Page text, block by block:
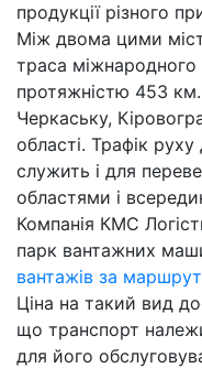
продукції різного
Між двома цими
траса
протяжністю 453
Черкаську,
області. Трафік
служить і для
областями і
Компанія КМС
парк вантажних
вантажів за
Ціна на такий вид
що транспорт
для його